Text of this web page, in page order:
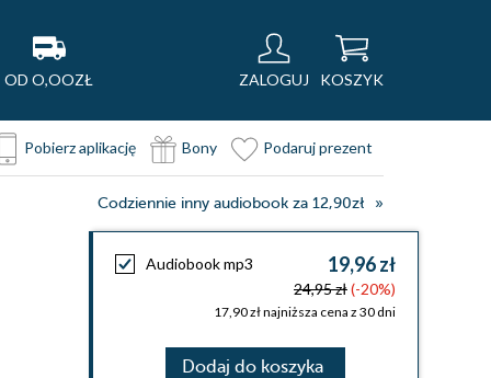
OD O,OOZŁ ZALOGUJ KOSZYK
Pobierz aplikację Bony Podaruj prezent
Codziennie inny audiobook za 12,90zł
Audiobook mp3 19,96 zł
24,95 zł(-20%)
17,90 zł najniższa cena z 30 dni
Dodaj do koszyka